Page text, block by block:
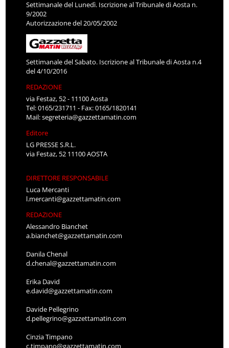
Settimanale del Lunedì. Iscrizione al Tribunale di Aosta n.
9/2002
Autorizzazione del 20/05/2002
Settimanale del Sabato. Iscrizione al Tribunale di Aosta n.4
del 4/10/2016
REDAZIONE
via Festaz, 52 - 11100 Aosta
Tel: 0165/231711 - Fax: 0165/1820141
Mail:segreteria@gazzettamatin.com
Editore
LG PRESSE S.R.L.
via Festaz, 52 11100 AOSTA
DIRETTORE RESPONSABILE
Luca Mercanti
l.mercanti@gazzettamatin.com
REDAZIONE
Alessandro Bianchet
a.bianchet@gazzettamatin.com
Danila Chenal
d.chenal@gazzettamatin.com
Erika David
e.david@gazzettamatin.com
Davide Pellegrino
d.pellegrino@gazzettamatin.com
Cinzia Timpano
c.timpano@gazzettamatin.com